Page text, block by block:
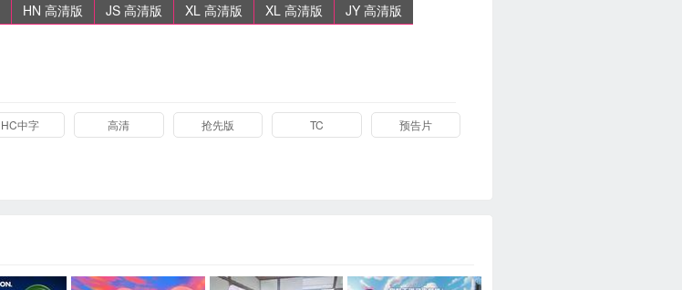
HN 高清版 JS 高清版 XL 高清版 XL 高清版
JY 高清版
HC中字 高清 抢先版 TC 预告片